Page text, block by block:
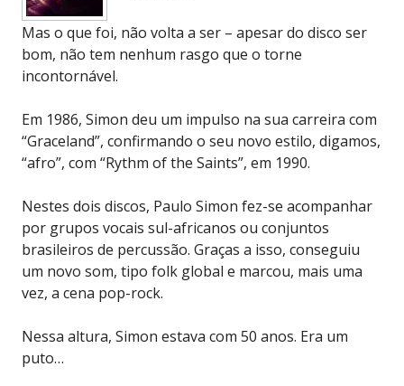
Mas o que foi, não volta a ser – apesar do disco ser
bom, não tem nenhum rasgo que o torne
incontornável.
Em 1986, Simon deu um impulso na sua carreira com
“Graceland”, confirmando o seu novo estilo, digamos,
“afro”, com “Rythm of the Saints”, em 1990.
Nestes dois discos, Paulo Simon fez-se acompanhar
por grupos vocais sul-africanos ou conjuntos
brasileiros de percussão. Graças a isso, conseguiu
um novo som, tipo folk global e marcou, mais uma
vez, a cena pop-rock.
Nessa altura, Simon estava com 50 anos. Era um
puto…